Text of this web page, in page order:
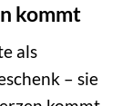
kommt
als
– sie